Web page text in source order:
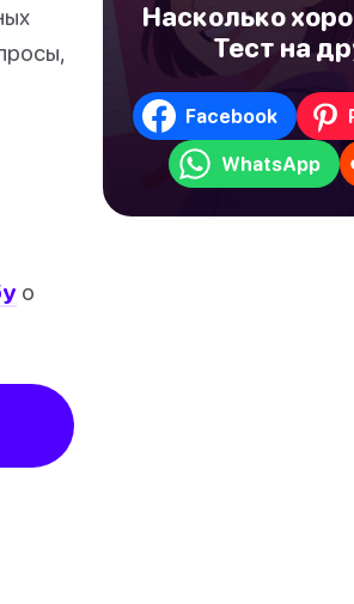
о
Насколько
Тест на
Facebook
WhatsApp